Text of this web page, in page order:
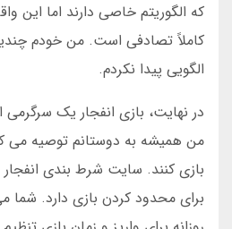
که الگوریتم خاصی دارند اما این
کاملاً تصادفی است. من خودم
الگویی پیدا نکردم.
در نهایت، بازی انفجار یک
من همیشه به دوستانم توصیه می
بازی کنند. سایت شرط بندی
برای محدود کردن بازی دارد. شما